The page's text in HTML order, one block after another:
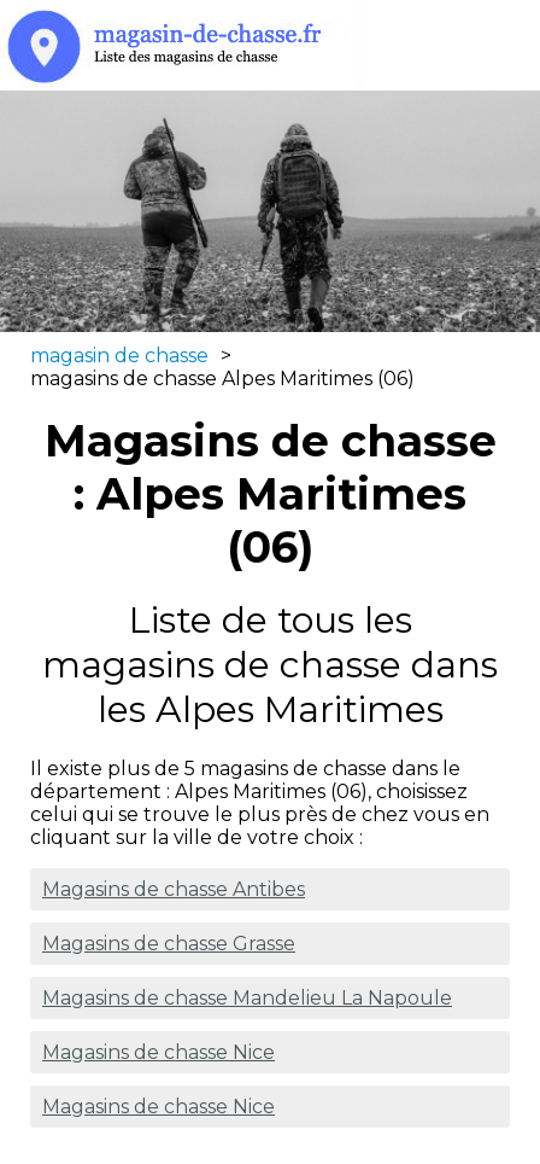
magasin de chasse
>
magasins de chasse Alpes Maritimes (06)
Magasins de chasse
: Alpes Maritimes
(06)
Liste de tous les
magasins de chasse dans
les Alpes Maritimes
Il existe plus de 5 magasins de chasse dans le
département : Alpes Maritimes (06), choisissez
celui qui se trouve le plus près de chez vous en
cliquant sur la ville de votre choix :
Magasins de chasse Antibes
Magasins de chasse Grasse
Magasins de chasse Mandelieu La Napoule
Magasins de chasse Nice
Magasins de chasse Nice